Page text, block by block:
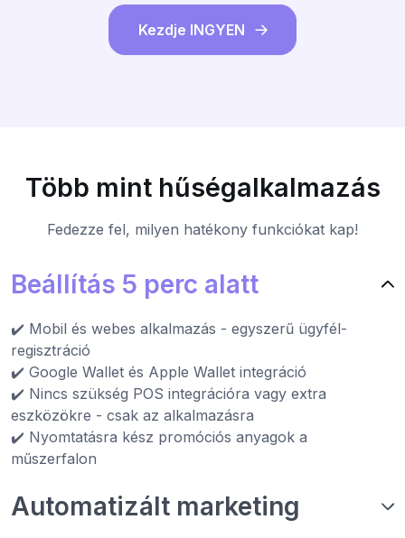
Kezdje INGYEN
Több mint hűségalkalmazás
Fedezze fel, milyen hatékony funkciókat kap!
Beállítás 5 perc alatt
✔️ Mobil és webes alkalmazás - egyszerű ügyfél-
regisztráció
✔️ Google Wallet és Apple Wallet integráció
✔️ Nincs szükség POS integrációra vagy extra
eszközökre - csak az alkalmazásra
✔️ Nyomtatásra kész promóciós anyagok a
műszerfalon
Automatizált marketing